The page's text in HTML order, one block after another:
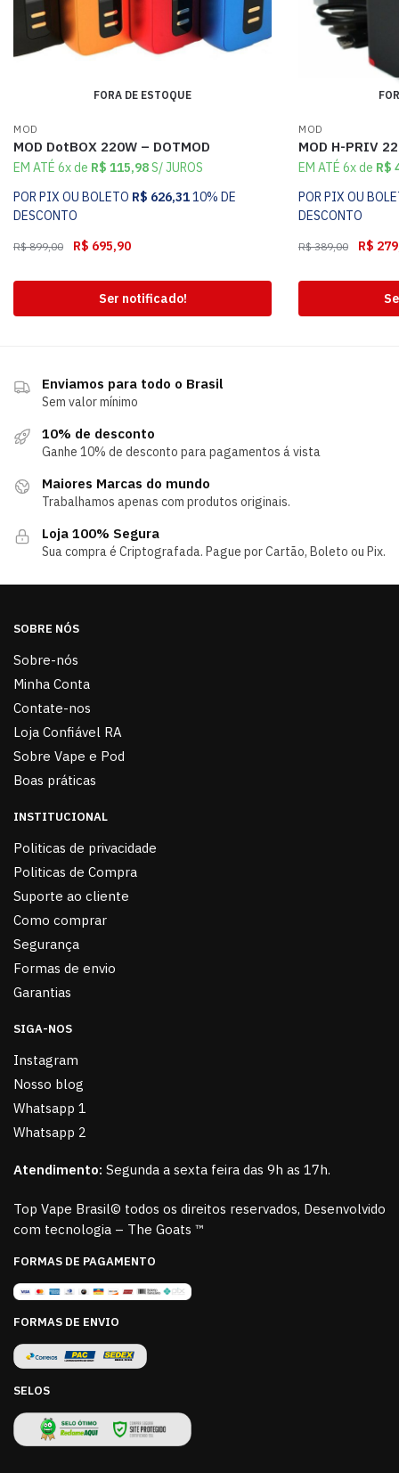
FORA DE ESTOQUE
MOD
MOD DotBOX 220W – DOTMOD
EM ATÉ 6x de R$ 115,98S/ JUROS
POR PIX OU BOLETO R$ 626,3110% DE
DESCONTO
R$899,00 R$ 695,90
Ser notificado!
MOD
MOD H-PRIV
EM ATÉ 6x de R$
POR PIX OU
DESCONTO
R$389,00 R$
Enviamos para todo o Brasil
Sem valor mínimo
10% de desconto
Ganhe 10% de desconto para pagamentos á vista
Maiores Marcas do mundo
Trabalhamos apenas com produtos originais.
Loja 100% Segura
Sua compra é Criptografada. Pague por Cartão, Boleto ou Pix.
SOBRE NÓS
Sobre-nós
Minha Conta
Contate-nos
Loja Confiável RA
Sobre Vape e Pod
Boas práticas
INSTITUCIONAL
Politicas de privacidade
Politicas de Compra
Suporte ao cliente
Como comprar
Segurança
Formas de envio
Garantias
SIGA-NOS
Instagram
Nosso blog
Whatsapp 1
Whatsapp 2
Atendimento: Segunda a sexta feira das 9h as 17h.
Top Vape Brasil© todos os direitos reservados, Desenvolvido
com tecnologia – The Goats ™
FORMAS DE PAGAMENTO
FORMAS DE ENVIO
SELOS